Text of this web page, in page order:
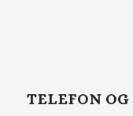
TELEFON OG